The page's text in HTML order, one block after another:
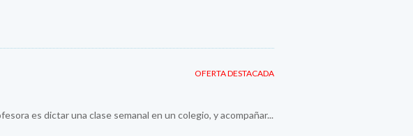
OFERTA DESTACADA
es dictar una clase semanal en un colegio, y acompañar...